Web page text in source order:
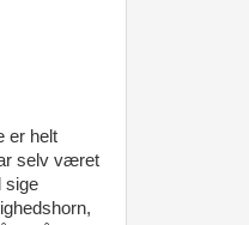
er helt
selv været
sige